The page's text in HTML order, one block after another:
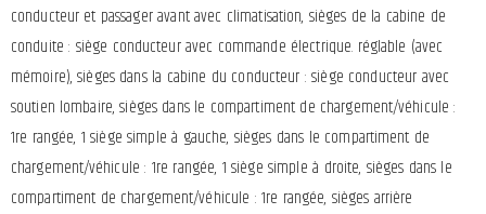
conducteur et passager avant avec climatisation, sièges de la cabine de
conduite : siège conducteur avec commande électrique. réglable (avec
mémoire), sièges dans la cabine du conducteur : siège conducteur avec
soutien lombaire, sièges dans le compartiment de chargement/véhicule :
1re rangée, 1 siège simple à gauche, sièges dans le compartiment de
chargement/véhicule : 1re rangée, 1 siège simple à droite, sièges dans le
compartiment de chargement/véhicule : 1re rangée, sièges arrière